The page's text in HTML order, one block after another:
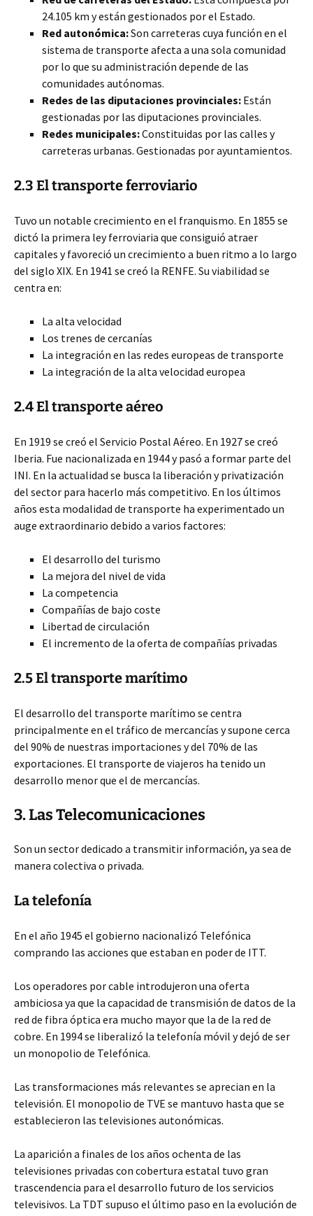
24.105 km y están gestionados por el Estado.
Red autonómica:Son carreteras cuya función en el
sistema de transporte afecta a una sola comunidad
por lo que su administración depende de las
comunidades autónomas.
Redes de las diputaciones provinciales: Están
gestionadas por las diputaciones provinciales.
Redes municipales:Constituidas por las calles y
carreteras urbanas. Gestionadas por ayuntamientos.
2.3 El transporte ferroviario
Tuvo un notable crecimiento en el franquismo. En 1855 se
dictó la primera ley ferroviaria que consiguió atraer
capitales y favoreció un crecimiento a buen ritmo a lo largo
del siglo XIX. En 1941 se creó la RENFE. Su viabilidad se
centra en:
La alta velocidad
Los trenes de cercanías
La integración en las redes europeas de transporte
La integración de la alta velocidad europea
2.4 El transporte aéreo
En 1919 se creó el Servicio Postal Aéreo. En 1927 se creó
Iberia. Fue nacionalizada en 1944 y pasó a formar parte del
INI. En la actualidad se busca la liberación y privatización
del sector para hacerlo más competitivo. En los últimos
años esta modalidad de transporte ha experimentado un
auge extraordinario debido a varios factores:
El desarrollo del turismo
La mejora del nivel de vida
La competencia
Compañías de bajo coste
Libertad de circulación
El incremento de la oferta de compañías privadas
2.5 El transporte marítimo
El desarrollo del transporte marítimo se centra
principalmente en el tráfico de mercancías y supone cerca
del 90% de nuestras importaciones y del 70% de las
exportaciones. El transporte de viajeros ha tenido un
desarrollo menor que el de mercancías.
3. Las Telecomunicaciones
Son un sector dedicado a transmitir información, ya sea de
manera colectiva o privada.
La telefonía
En el año 1945 el gobierno nacionalizó Telefónica
comprando las acciones que estaban en poder de ITT.
Los operadores por cable introdujeron una oferta
ambiciosa ya que la capacidad de transmisión de datos de la
red de fibra óptica era mucho mayor que la de la red de
cobre. En 1994 se liberalizó la telefonía móvil y dejó de ser
un monopolio de Telefónica.
Las transformaciones más relevantes se aprecian en la
televisión. El monopolio de TVE se mantuvo hasta que se
establecieron las televisiones autonómicas.
La aparición a finales de los años ochenta de las
televisiones privadas con cobertura estatal tuvo gran
trascendencia para el desarrollo futuro de los servicios
televisivos. La TDT supuso el último paso en la evolución de